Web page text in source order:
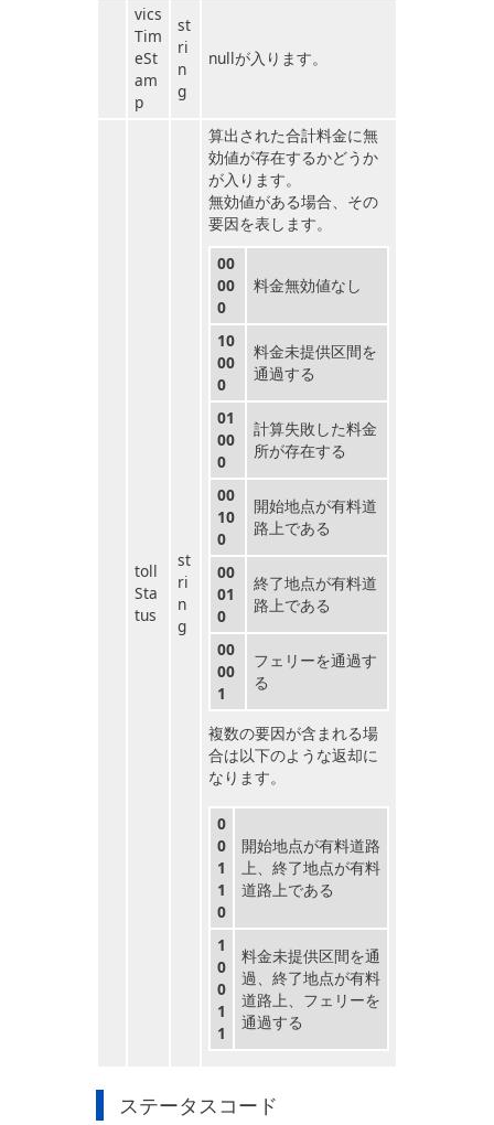
vics
Tim
eSt
am
p
st
ri
n
g
nullが入ります。
toll
Sta
tus
st
ri
n
g
算出された合計料金に無
効値が存在するかどうか
が入ります。
無効値がある場合、その
要因を表します。
00
00
0
料金無効値なし
10
00
0
料金未提供区間を
通過する
01
00
0
計算失敗した料金
所が存在する
00
10
0
開始地点が有料道
路上である
00
01
0
終了地点が有料道
路上である
00
00
1
フェリーを通過す
る
複数の要因が含まれる場
合は以下のような返却に
なります。
0
0
1
1
0
開始地点が有料道路
上、終了地点が有料
道路上である
1
0
0
1
1
料金未提供区間を通
過、終了地点が有料
道路上、フェリーを
通過する
ステータスコード